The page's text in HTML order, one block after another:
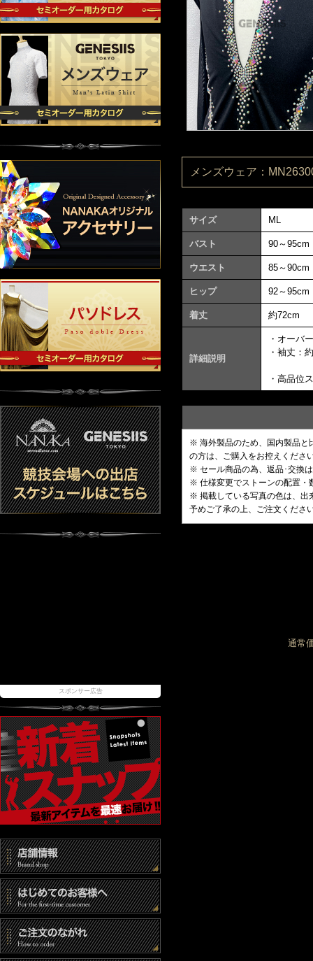
スポンサー広告
メンズウェア：
サイズ ML
バスト 90～95cm
ウエスト 85～90cm
ヒップ 92～95cm
着丈 約72cm
詳細説明
・オーバ
・袖丈：
・高品位
※ 海外製品のため、国内製品と
の方は、ご購入をお控えくださ
※ セール商品の為、返品･交換
※ 仕様変更でストーンの配置・
※ 掲載している写真の色は、出
予めご了承の上、ご注文くださ
通常